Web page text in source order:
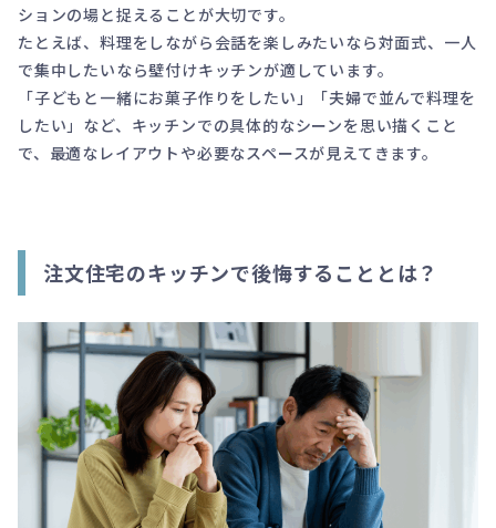
ションの場と捉えることが大切です。
たとえば、料理をしながら会話を楽しみたいなら対面式、一人
で集中したいなら壁付けキッチンが適しています。
「子どもと一緒にお菓子作りをしたい」「夫婦で並んで料理を
したい」など、キッチンでの具体的なシーンを思い描くこと
で、最適なレイアウトや必要なスペースが見えてきます。
注文住宅のキッチンで後悔することとは？